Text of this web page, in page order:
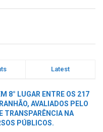
Latest
8° LUGAR ENTRE OS 217
AVALIADOS PELO
TRANSPARÊNCIA NA
PÚBLICOS.